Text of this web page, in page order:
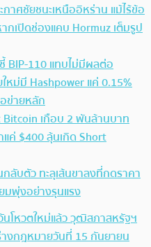
าศชัยชนะเหนืออิหร่าน แม้ไร้ข้อ
กเปิดช่องแคบ Hormuz เต็มรูป
BIP-110 แทบไม่มีผลต่อ
หม่มี Hashpower แค่ 0.15%
ข่ายหลัก
Bitcoin เกือบ 2 พันล้านบาท
ค่ $400 ลุ้นเกิด Short
บตัว ทะลุเส้นขาลงที่กดราคา
มพุ่งอย่างรุนแรง
นโหวตใหม่แล้ว วุฒิสภาสหรัฐฯ
งกฎหมายวันที่ 15 กันยายน